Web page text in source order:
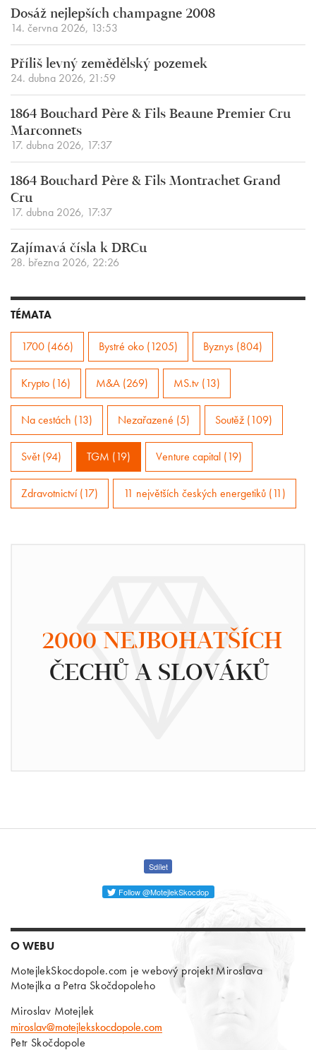
Dosáž nejlepších champagne 2008
14. června 2026, 13:53
Příliš levný zemědělský pozemek
24. dubna 2026, 21:59
1864 Bouchard Père & Fils Beaune Premier Cru
Marconnets
17. dubna 2026, 17:37
1864 Bouchard Père & Fils Montrachet Grand
Cru
17. dubna 2026, 17:37
Zajímavá čísla k DRCu
28. března 2026, 22:26
TÉMATA
1700 (466) Bystré oko (1205) Byznys (804)
Krypto (16) M&A (269) MS.tv (13)
Na cestách (13) Nezařazené (5) Soutěž (109)
Svět (94) TGM (19) Venture capital (19)
Zdravotnictví (17) 11 největších českých energetiků (11)
2000 NEJBOHATŠÍCH
ČECHŮ A SLOVÁKŮ
Sdílet
Follow @MotejlekSkocdop
O WEBU
MotejlekSkocdopole.com je webový projekt Miroslava
Motejlka a Petra Skočdopoleho
Miroslav Motejlek
miroslav@motejlekskocdopole.com
Petr Skočdopole